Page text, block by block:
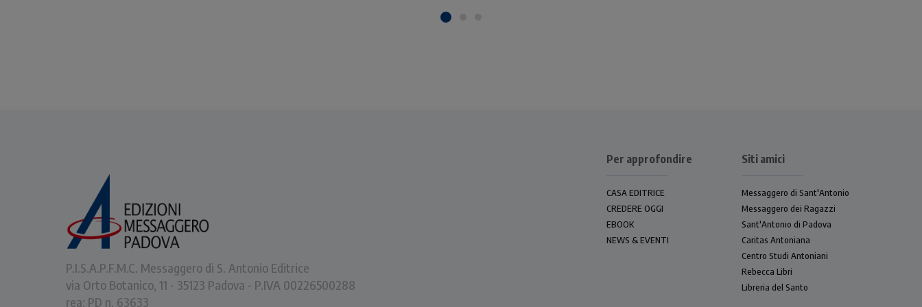
P.I.S.A.P.F.M.C. Messaggero di S. Antonio Editrice
via Orto Botanico, 11 - 35123 Padova - P.IVA 00226500288
rea: PD n. 63633
Per approfondire
CASA EDITRICE
CREDERE OGGI
EBOOK
NEWS & EVENTI
Siti amici
Messaggero di Sant'Antonio
Messaggero dei Ragazzi
Sant'Antonio di Padova
Caritas Antoniana
Centro Studi Antoniani
Rebecca Libri
Libreria del Santo